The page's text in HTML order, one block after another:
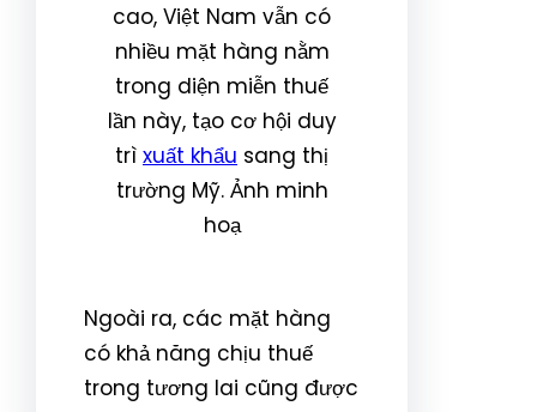
cao, Việt Nam vẫn có
nhiều mặt hàng nằm
trong diện miễn thuế
lần này, tạo cơ hội duy
trì xuất khẩu sang thị
trường Mỹ. Ảnh minh
hoạ
Ngoài ra, các mặt hàng
có khả năng chịu thuế
trong tương lai cũng được